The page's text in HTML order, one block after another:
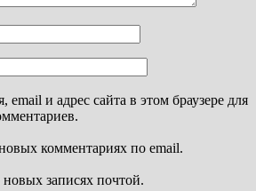
и адрес сайта в этом браузере для
комментариях по email.
записях почтой.